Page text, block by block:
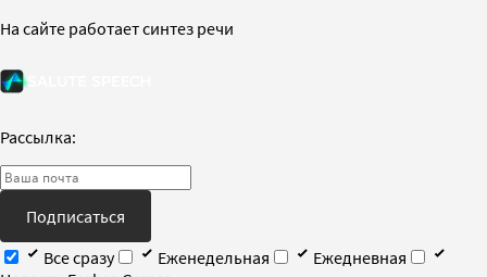
На сайте работает синтез речи
Рассылка:
Подписаться
Все сразу
Еженедельная
Ежедневная